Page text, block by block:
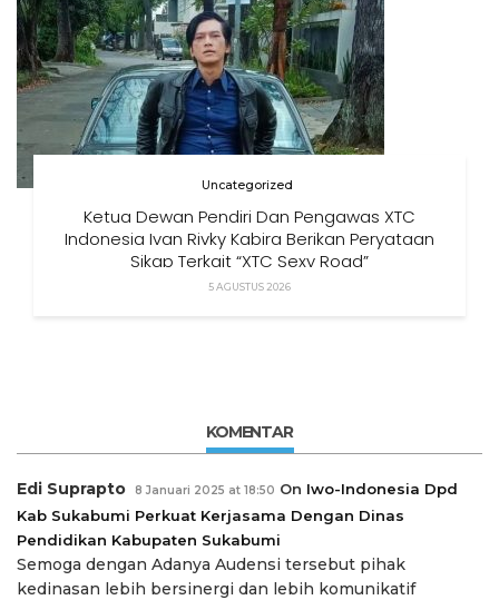
Uncategorized
Ketua Dewan Pendiri Dan Pengawas XTC
Indonesia Ivan Rivky Kabira Berikan Peryataan
Sikap Terkait “XTC Sexy Road”
5 AGUSTUS 2026
KOMENTAR
Edi Suprapto 8 Januari 2025 at 18:50 On Iwo-Indonesia Dpd
Kab Sukabumi Perkuat Kerjasama Dengan Dinas
Pendidikan Kabupaten Sukabumi
Semoga dengan Adanya Audensi tersebut pihak
kedinasan lebih bersinergi dan lebih komunikatif